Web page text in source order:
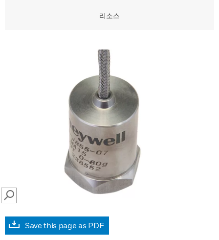
리소스
SEARCH
Save this page as PDF